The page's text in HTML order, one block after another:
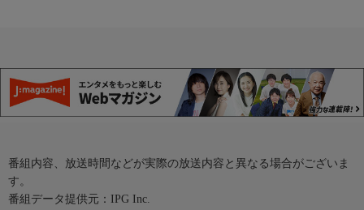
番組内容、放送時間などが実際の放送内容と異なる場合がございま
す。
番組データ提供元：IPG Inc.